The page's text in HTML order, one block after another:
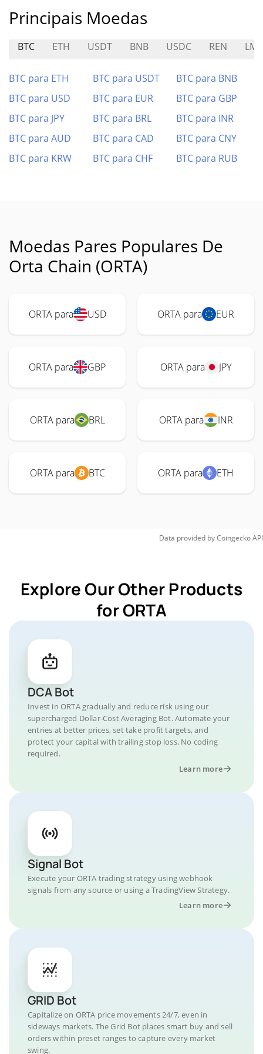
Principais Moedas
BTC ETH USDT BNB USDC REN
BTC para ETH BTC para USDT
BTC para BNB
BTC para USD
BTC para EUR
BTC para GBP
BTC para JPY
BTC para BRL
BTC para INR
BTC para AUD
BTC para CAD
BTC para CNY
BTC para KRW
BTC para CHF BTC para RUB
Moedas Pares Populares De
Orta Chain (ORTA)
ORTA para USD ORTA para EUR
ORTA para GBP ORTA para JPY
ORTA para BRL ORTA para INR
ORTA para BTC ORTA para ETH
Data provided byCoingeckoAPI
Explore Our Other Products
for ORTA
DCA Bot
Invest in ORTA gradually and reduce risk using our
supercharged Dollar-Cost Averaging Bot. Automate your
entries at better prices, set take profit targets, and
protect your capital with trailing stop loss. No coding
required.
Learn more
Signal Bot
Execute your ORTA trading strategy using webhook
signals from any source or using a TradingView Strategy.
Learn more
GRID Bot
Capitalize on ORTA price movements 24/7, even in
sideways markets. The Grid Bot places smart buy and sell
orders within preset ranges to capture every market
swing.